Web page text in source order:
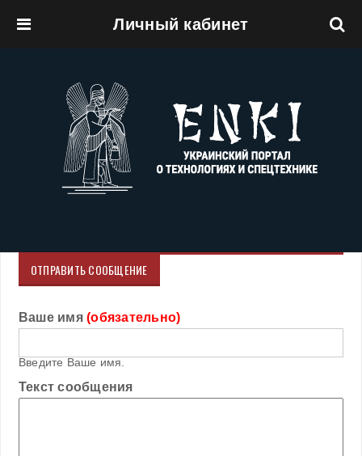
Личный кабинет
ОТПРАВИТЬ СООБЩЕНИЕ
Ваше имя(обязательно)
Введите Ваше имя.
Текст сообщения